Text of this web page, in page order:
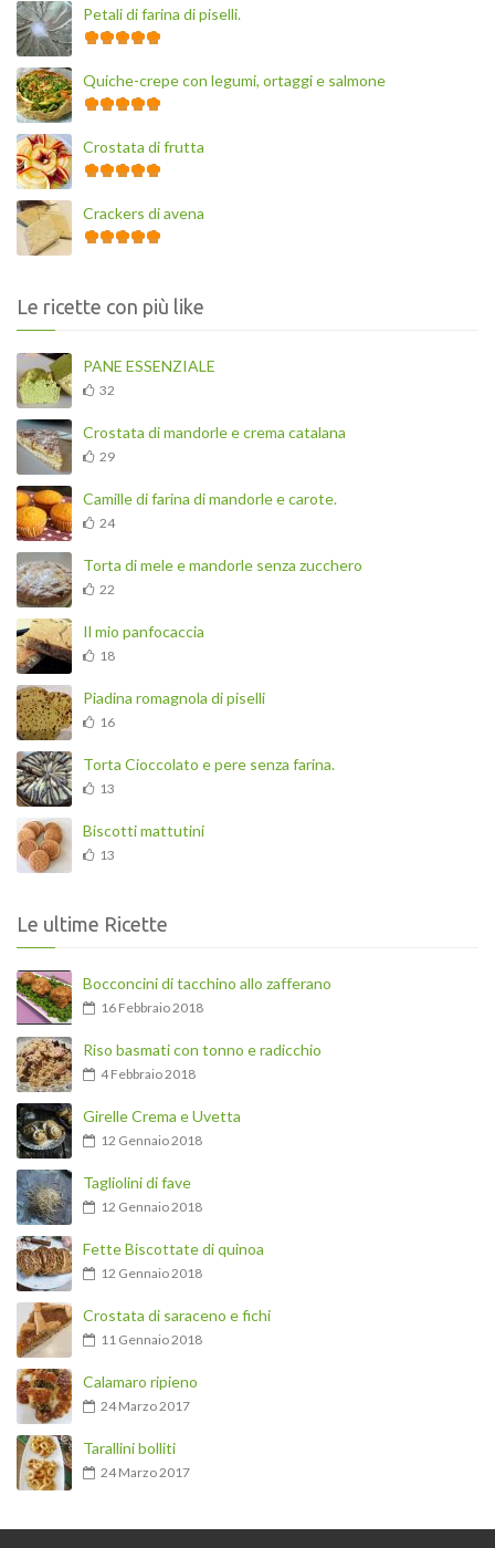
Petali di farina di piselli.
Quiche-crepe con legumi, ortaggi e salmone
Crostata di frutta
Crackers di avena
Le ricette con più like
PANE ESSENZIALE
32
Crostata di mandorle e crema catalana
29
Camille di farina di mandorle e carote.
24
Torta di mele e mandorle senza zucchero
22
Il mio panfocaccia
18
Piadina romagnola di piselli
16
Torta Cioccolato e pere senza farina.
13
Biscotti mattutini
13
Le ultime Ricette
Bocconcini di tacchino allo zafferano
16 Febbraio 2018
Riso basmati con tonno e radicchio
4 Febbraio 2018
Girelle Crema e Uvetta
12 Gennaio 2018
Tagliolini di fave
12 Gennaio 2018
Fette Biscottate di quinoa
12 Gennaio 2018
Crostata di saraceno e fichi
11 Gennaio 2018
Calamaro ripieno
24 Marzo 2017
Tarallini bolliti
24 Marzo 2017